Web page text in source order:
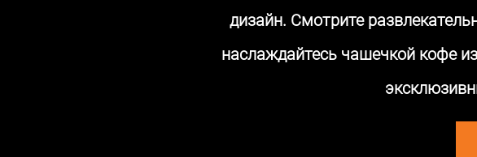
дизайн. Смотрите
наслаждайтесь чашечкой кофе